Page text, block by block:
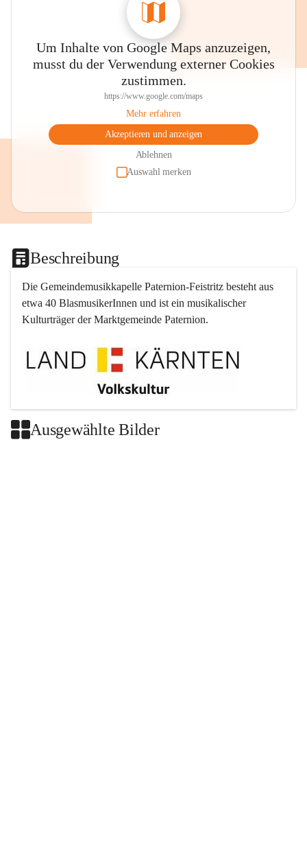
Um Inhalte von Google Maps anzuzeigen,
musst du der Verwendung externer Cookies
zustimmen.
https://www.google.com/maps
Mehr erfahren
Akzeptieren und anzeigen
Ablehnen
Auswahl merken
Beschreibung
Die Gemeindemusikkapelle Paternion-Feistritz besteht aus
etwa 40 BlasmusikerInnen und ist ein musikalischer
Kulturträger der Marktgemeinde Paternion.
Ausgewählte Bilder